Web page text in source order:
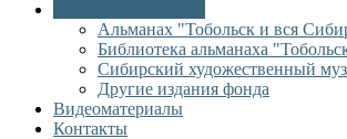
Альманах "Тобольск и вся
Библиотека альманаха
Сибирский художественный
Другие издания фонда
Видеоматериалы
Контакты